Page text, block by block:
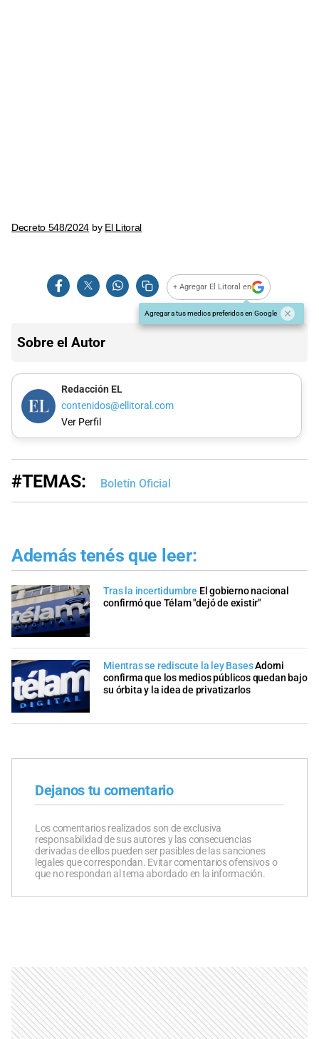
Decreto 548/2024 by El Litoral
+ Agregar El Litoral en
Agregar a tus medios preferidos en Google
Sobre el Autor
Redacción EL
contenidos@ellitoral.com
Ver Perfil
#TEMAS: Boletín Oficial
Además tenés que leer:
Tras la incertidumbre El gobierno nacional
confirmó que Télam "dejó de existir"
Mientras se rediscute la ley BasesAdorni
confirma que los medios públicos quedan bajo
su órbita y la idea de privatizarlos
Dejanos tu comentario
Los comentarios realizados son de exclusiva
responsabilidad de sus autores y las consecuencias
derivadas de ellos pueden ser pasibles de las sanciones
legales que correspondan. Evitar comentarios ofensivos o
que no respondan al tema abordado en la información.